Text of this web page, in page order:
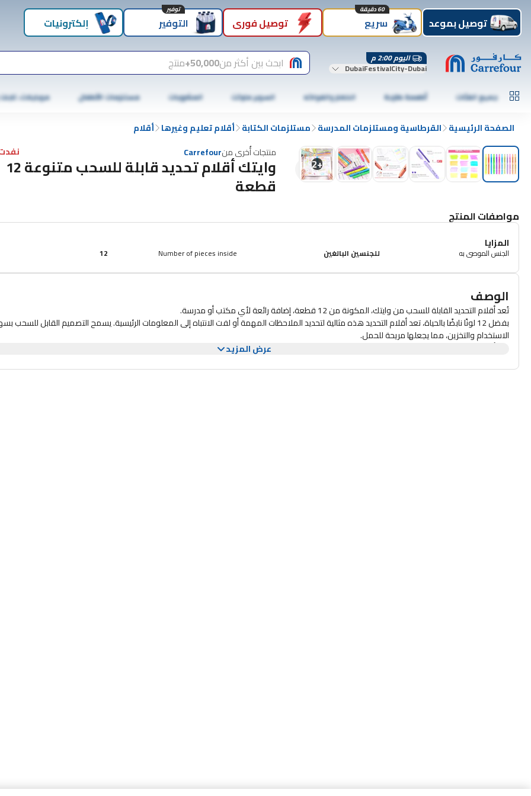
توصيل بموعد سريع
60 دقيقة
توصيل فوري التوفير
توفير
إلكترونيات
اليوم 2:00 م
DubaiFestivalCity-Dubai ابحث بين أكثر من50,000+ منتج
جميع الفئات أطعمة طازجة الخضار والفواكه السوبر ماركت المشروبات مستلزمات الأطفال موبايلات،
الصفحة الرئيسية القرطاسية ومستلزمات المدرسة مستلزمات الكتابة أقلام تعليم وغيرها أقلام
+
2
منتجات أُخرى منCarrefour
وايتك أقلام تحديد قابلة للسحب متنوعة 12
قطعة
مواصفات المنتج
المزايا
الجنس الموصى به للجنسين البالغين Number of pieces inside
12
الوصف
تُعد أقلام التحديد القابلة للسحب من وايتك، المكونة من 12 قطعة، إضافة رائعة لأي مكتب أو مدرسة.
بفضل 12 لونًا نابضًا بالحياة، تعد أقلام التحديد هذه مثالية لتحديد الملاحظات المهمة أو لفت الانتباه إلى المعلومات الرئيسية. يسمح التصميم القابل للسحب
الاستخدام والتخزين، مما يجعلها مريحة للحمل.
تعد أقلام التحديد هذه ضرورية لأي شخص يتطلع إلى إبراز تفاصيله المهمة!عرض المزيد